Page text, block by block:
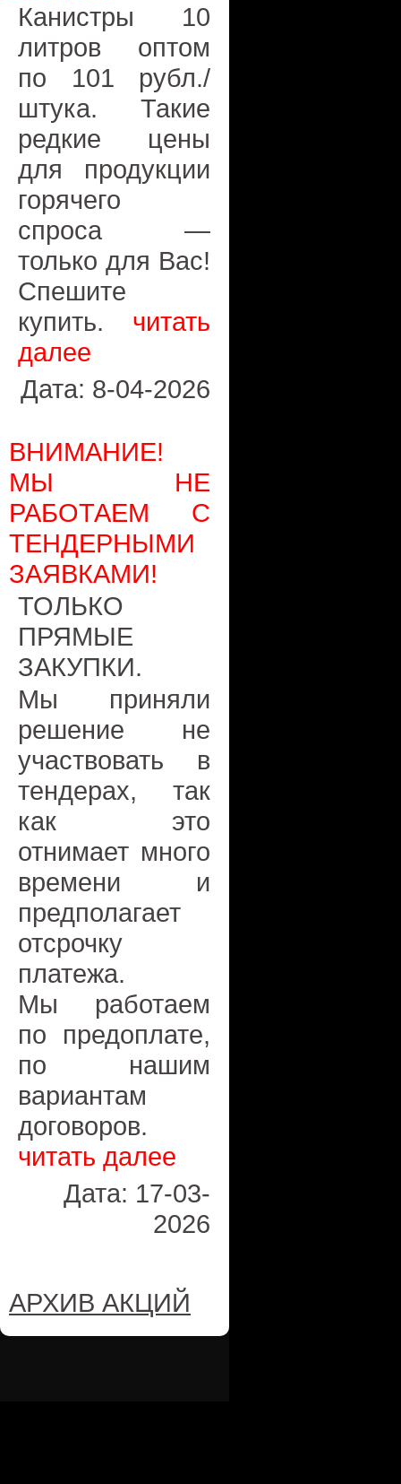
Канистры 10
литров оптом
по 101 рубл./
штука. Такие
редкие цены
для продукции
горячего
спроса —
только для Вас!
Спешите
купить. читать
далее
Дата: 8-04-2026
ВНИМАНИЕ!
МЫ НЕ
РАБОТАЕМ С
ТЕНДЕРНЫМИ
ЗАЯВКАМИ!
ТОЛЬКО
ПРЯМЫЕ
ЗАКУПКИ.
Мы приняли
решение не
участвовать в
тендерах, так
как это
отнимает много
времени и
предполагает
отсрочку
платежа.
Мы работаем
по предоплате,
по нашим
вариантам
договоров.
читать далее
Дата: 17-03-
2026
АРХИВ АКЦИЙ